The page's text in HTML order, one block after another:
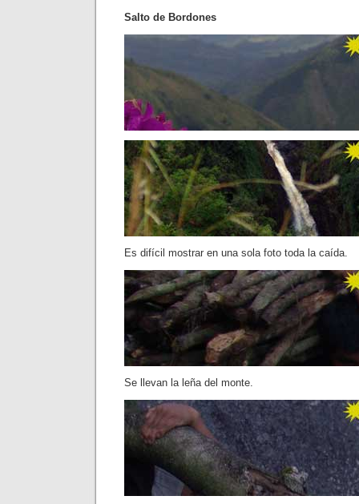
Salto de Bordones
Es difícil mostrar en una sola foto toda la caída.
Se llevan la leña del monte.